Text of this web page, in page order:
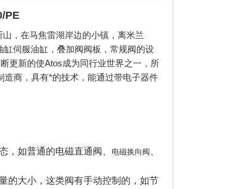
PE
，在马焦雷湖岸边的小镇，离米兰
伺服油缸，叠加阀阀板，常规阀的设
更新的使Atos成为同行业世界之一，所
商，具有*的技术，能通过带电子器件
，如普通的电磁直通阀、
电磁换向阀
的大小，这类阀有手动控制的，如节